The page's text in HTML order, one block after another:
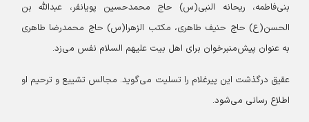
بنی‌فاطمه، ریحانه النبی(س) حاج محمدحسین پویانفر، عبدالله بن
الحسن(ع) حاج حنیف طاهری، مکتب الزهرا(س) حاج محمدرضا طاهری
به عنوان پیش‌منبرخوان برای اهل بیت علیهم السلام نفس می‌زد.
عقیق درگذشت این پیرغلام را تسلیت می‌گوید. مجالس تشییع و ترحیم او
اطلاع رسانی می‌شود.